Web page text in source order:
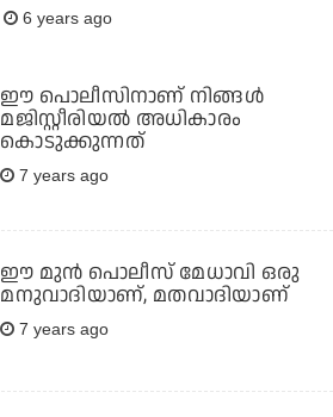
6 years ago
ഈ പൊലീസിനാണ് നിങ്ങള്‍
മജിസ്റ്റീരിയല്‍ അധികാരം
കൊടുക്കുന്നത്
7 years ago
ഈ മുന്‍ പൊലീസ് മേധാവി ഒരു
മനുവാദിയാണ്, മതവാദിയാണ്
7 years ago